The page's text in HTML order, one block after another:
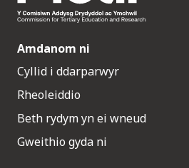
Amdanom ni
Cyllid i ddarparwyr
Rheoleiddio
Beth rydym yn ei wneud
Gweithio gyda ni